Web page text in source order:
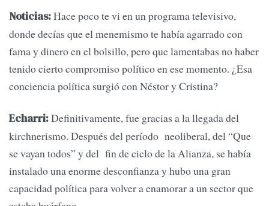
Noticias:Hace poco te vi en un programa televisivo,
donde decías que el menemismo te había agarrado con
fama y dinero en el bolsillo, pero que lamentabas no haber
tenido cierto compromiso político en ese momento. ¿Esa
conciencia política surgió con Néstor y Cristina?
Echarri:Definitivamente, fue gracias a la llegada del
kirchnerismo. Después del período neoliberal, del “Que
se vayan todos” y del fin de ciclo de la Alianza, se había
instalado una enorme desconfianza y hubo una gran
capacidad política para volver a enamorar a un sector que